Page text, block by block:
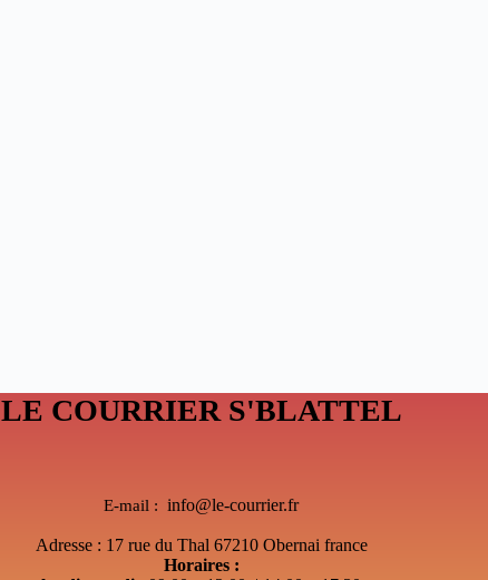
LE COURRIER S'BLATTEL
E-mail : info@le-courrier.fr
Adresse : 17 rue du Thal 67210 Obernai france
Horaires :